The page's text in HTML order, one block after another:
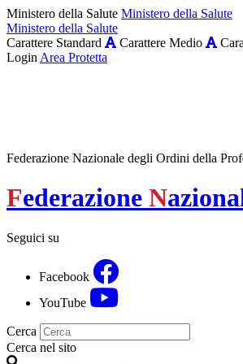
Ministero della Salute Ministero della Salute
Ministero della Salute
Carattere Standard
Carattere Medio
Login Area Protetta
Federazione Nazionale degli Ordini della
Federazione N
Seguici su
Facebook
YouTube
Cerca
Cerca nel sito